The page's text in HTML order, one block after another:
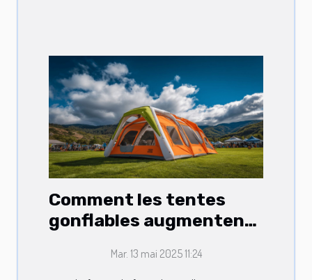
Comment les tentes
gonflables augmentent
d'événements
Mar. 13 mai 2025 11:24